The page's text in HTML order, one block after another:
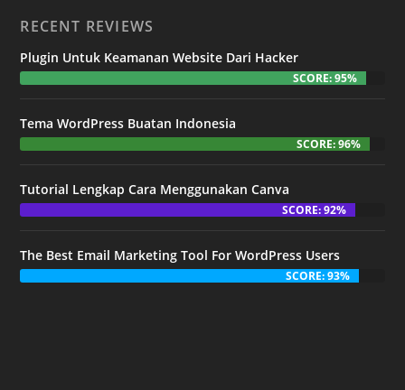
RECENT REVIEWS
Plugin Untuk Keamanan Website Dari Hacker
SCORE: 95%
Tema WordPress Buatan Indonesia
SCORE: 96%
Tutorial Lengkap Cara Menggunakan Canva
SCORE: 92%
The Best Email Marketing Tool For WordPress Users
SCORE: 93%